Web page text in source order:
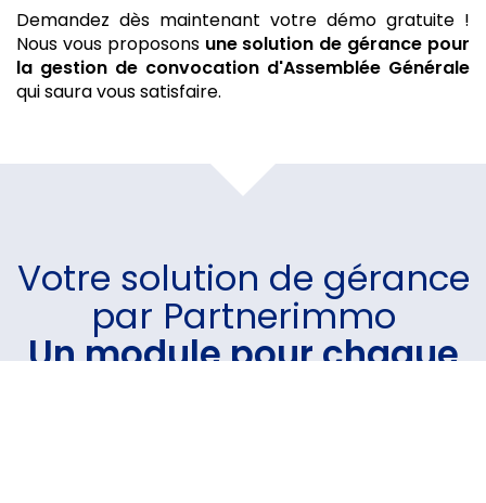
Demandez dès maintenant votre démo gratuite !
Nous vous proposons une solution de gérance pour
la gestion de convocation d'Assemblée Générale
qui saura vous satisfaire.
Votre solution de gérance
par Partnerimmo
Un module pour chaque